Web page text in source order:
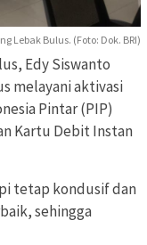
Lebak Bulus. (Foto: Dok. BRI)
Edy Siswanto
melayani aktivasi
Pintar (PIP)
Kartu Debit Instan
tetap kondusif dan
sehingga